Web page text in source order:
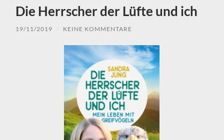
Die Herrscher der Lüfte und ich
19/11/2019 KEINE KOMMENTARE